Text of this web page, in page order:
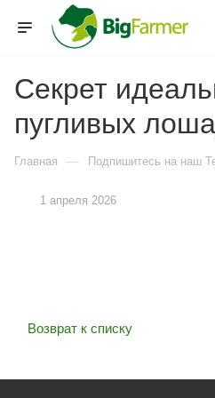
Секрет
пугливых
Главная — Подпишитесь на наш
1 апреля 2026
Возврат к списку